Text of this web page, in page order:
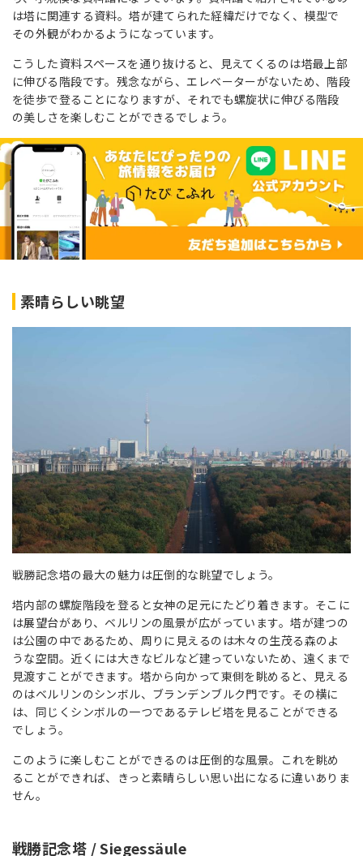
は塔に関連する資料。塔が建てられた経緯だけでなく、模型で
その外観がわかるようになっています。
こうした資料スペースを通り抜けると、見えてくるのは塔最上部
に伸びる階段です。残念ながら、エレベーターがないため、階段
を徒歩で登ることになりますが、それでも螺旋状に伸びる階段
の美しさを楽しむことができるでしょう。
素晴らしい眺望
戦勝記念塔の最大の魅力は圧倒的な眺望でしょう。
塔内部の螺旋階段を登ると女神の足元にたどり着きます。そこに
は展望台があり、ベルリンの風景が広がっています。塔が建つの
は公園の中であるため、周りに見えるのは木々の生茂る森のよ
うな空間。近くには大きなビルなど建っていないため、遠くまで
見渡すことができます。塔から向かって東側を眺めると、見える
のはベルリンのシンボル、ブランデンブルク門です。その横に
は、同じくシンボルの一つであるテレビ塔を見ることができる
でしょう。
このように楽しむことができるのは圧倒的な風景。これを眺め
ることができれば、きっと素晴らしい思い出になるに違いありま
せん。
戦勝記念塔 / Siegessäule